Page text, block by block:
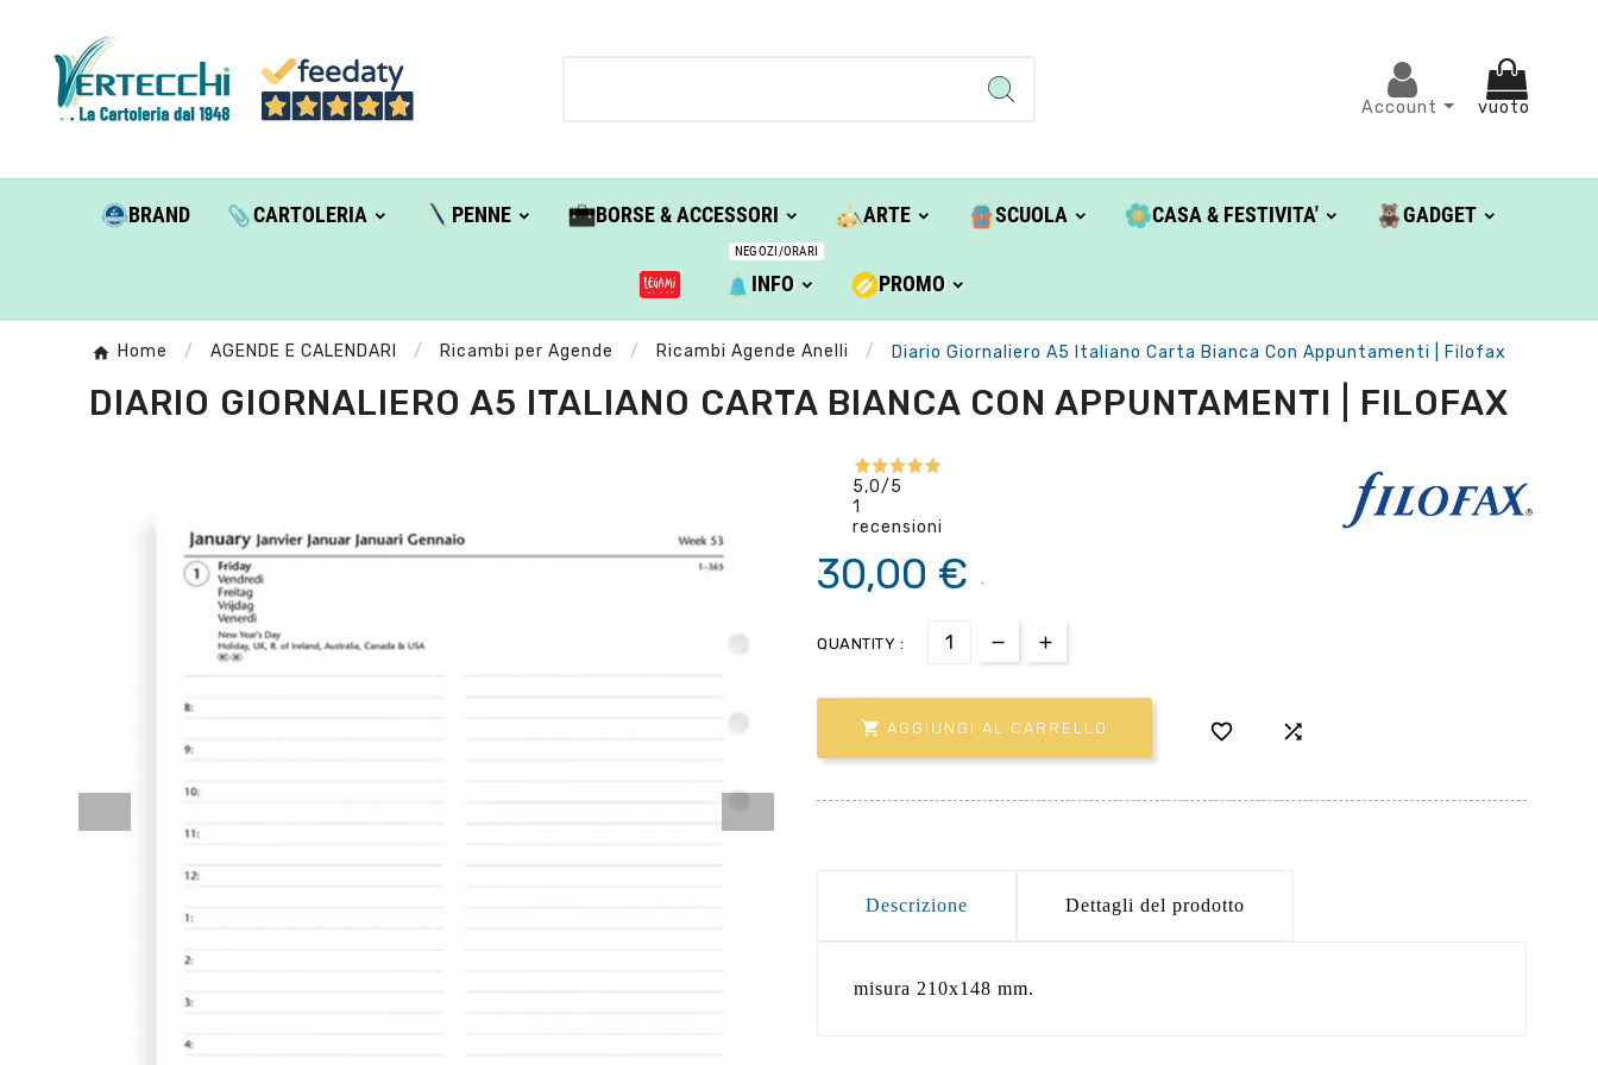
Account vuoto
BRAND CARTOLERIA PENNE BORSE & ACCESSORI ARTE SCUOLA CASA & FESTIVITA' GADGET
INFO
NEGOZI/ORARI
PROMO
Home AGENDE E CALENDARI Ricambi per Agende Ricambi Agende Anelli Diario Giornaliero A5 Italiano Carta Bianca Con Appuntamenti | Filofax
DIARIO GIORNALIERO A5 ITALIANO CARTA BIANCA CON APPUNTAMENTI | FILOFAX
5,0/5
1
recensioni
30,00 €
QUANTITY :
 AGGIUNGI AL CARRELLO  
Descrizione Dettagli del prodotto
misura 210x148 mm.